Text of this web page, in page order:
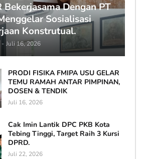
Bekerjasama Dengan PT
Sosialisasi
Konstrutual.
- Juli 16, 2026
PRODI FISIKA FMIPA USU GELAR
TEMU RAMAH ANTAR PIMPINAN,
DOSEN & TENDIK
Juli 16, 2026
Cak Imin Lantik DPC PKB Kota
Tebing Tinggi, Target Raih 3 Kursi
DPRD.
Juli 22, 2026